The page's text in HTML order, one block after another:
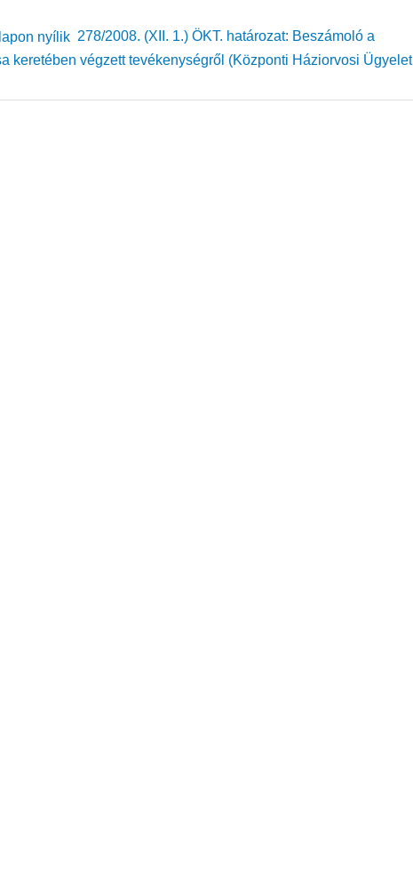
278/2008. (XII. 1.) ÖKT. határozat: Beszámoló a
keretében végzett tevékenységről (Központi Háziorvosi Ügyelet